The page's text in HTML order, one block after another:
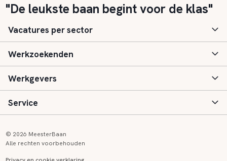
"De leukste baan begint voor de klas"
Vacatures per sector
Basisonderwijs
Speciaal (basis) onderwijs
Voortgezet onderwijs
Werkzoekenden
Aanmelden
Vacatures
Werkgevers
Inloggen
Service
© 2026 MeesterBaan
Alle rechten voorbehouden